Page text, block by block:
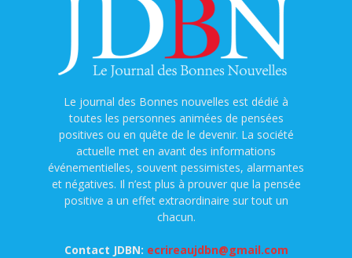
Le journal des Bonnes nouvelles est dédié à
toutes les personnes animées de pensées
positives ou en quête de le devenir. La société
actuelle met en avant des informations
événementielles, souvent pessimistes, alarmantes
et négatives. Il n’est plus à prouver que la pensée
positive a un effet extraordinaire sur tout un
chacun.
Contact JDBN: ecrireaujdbn@gmail.com